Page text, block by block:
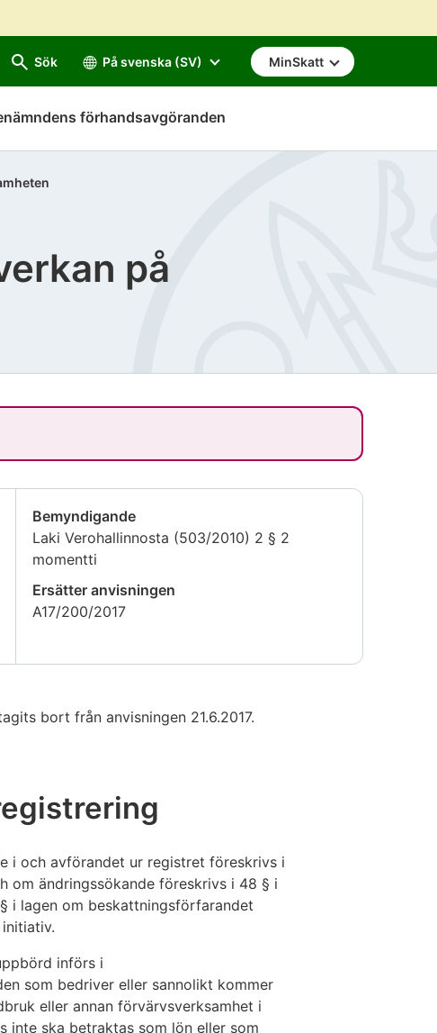
Sök På svenska (SV) MinSkatt
förhandsavgöranden
på
Bemyndigande
Laki Verohallinnosta (503/2010) 2 § 2
momentti
Ersätter anvisningen
A17/200/2017
bort från anvisningen 21.6.2017.
i och avförandet ur registret föreskrivs i
om ändringssökande föreskrivs i 48 § i
i lagen om beskattningsförfarandet
införs i
som bedriver eller sannolikt kommer
eller annan förvärvsverksamhet i
inte ska betraktas som lön eller som